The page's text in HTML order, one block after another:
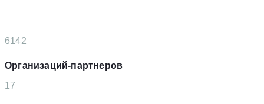
6142
Организаций-партнеров
17